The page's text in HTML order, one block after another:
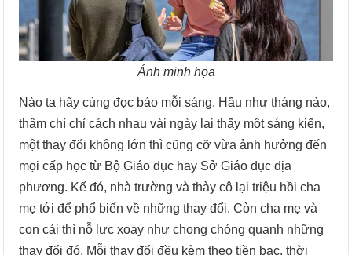
Ảnh minh họa
Nào ta hãy cùng đọc báo mỗi sáng. Hầu như tháng nào,
thậm chí chỉ cách nhau vài ngày lại thấy một sáng kiến,
một thay đổi không lớn thì cũng cỡ vừa ảnh hưởng đến
mọi cấp học từ Bộ Giáo dục hay Sở Giáo dục địa
phương. Kế đó, nhà trường và thày cô lại triệu hồi cha
mẹ tới để phổ biến về những thay đổi. Còn cha mẹ và
con cái thì nỗ lực xoay như chong chóng quanh những
thay đổi đó. Mỗi thay đổi đều kèm theo tiền bạc, thời